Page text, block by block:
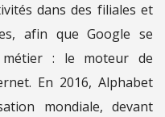
dans des filiales et
afin que Google se
: le moteur de
En 2016, Alphabet
mondiale, devant